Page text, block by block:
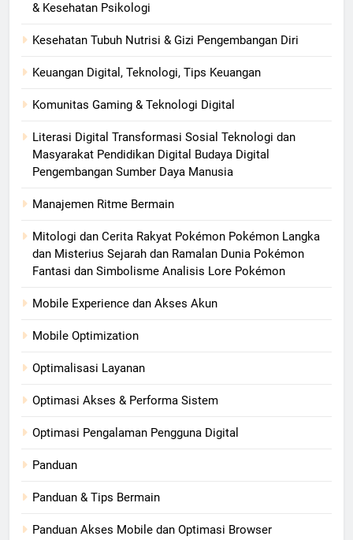
& Kesehatan Psikologi
Kesehatan Tubuh Nutrisi & Gizi Pengembangan Diri
Keuangan Digital, Teknologi, Tips Keuangan
Komunitas Gaming & Teknologi Digital
Literasi Digital Transformasi Sosial Teknologi dan
Masyarakat Pendidikan Digital Budaya Digital
Pengembangan Sumber Daya Manusia
Manajemen Ritme Bermain
Mitologi dan Cerita Rakyat Pokémon Pokémon Langka
dan Misterius Sejarah dan Ramalan Dunia Pokémon
Fantasi dan Simbolisme Analisis Lore Pokémon
Mobile Experience dan Akses Akun
Mobile Optimization
Optimalisasi Layanan
Optimasi Akses & Performa Sistem
Optimasi Pengalaman Pengguna Digital
Panduan
Panduan & Tips Bermain
Panduan Akses Mobile dan Optimasi Browser